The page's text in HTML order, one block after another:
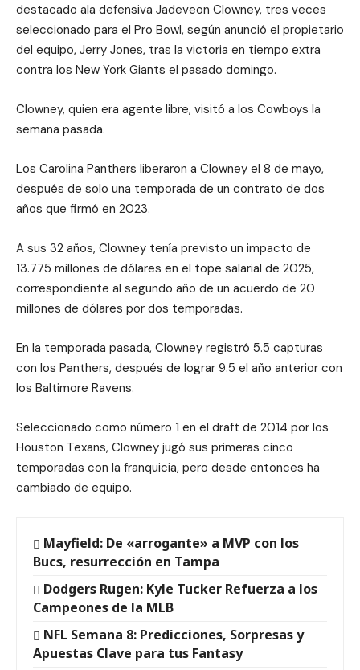
destacado ala defensiva Jadeveon Clowney, tres veces
seleccionado para el Pro Bowl, según anunció el propietario
del equipo, Jerry Jones, tras la victoria en tiempo extra
contra los New York Giants el pasado domingo.
Clowney, quien era agente libre, visitó a los Cowboys la
semana pasada.
Los Carolina Panthers liberaron a Clowney el 8 de mayo,
después de solo una temporada de un contrato de dos
años que firmó en 2023.
A sus 32 años, Clowney tenía previsto un impacto de
13.775 millones de dólares en el tope salarial de 2025,
correspondiente al segundo año de un acuerdo de 20
millones de dólares por dos temporadas.
En la temporada pasada, Clowney registró 5.5 capturas
con los Panthers, después de lograr 9.5 el año anterior con
los Baltimore Ravens.
Seleccionado como número 1 en el draft de 2014 por los
Houston Texans, Clowney jugó sus primeras cinco
temporadas con la franquicia, pero desde entonces ha
cambiado de equipo.
Mayfield: De «arrogante» a MVP con los
Bucs, resurrección en Tampa
Dodgers Rugen: Kyle Tucker Refuerza a los
Campeones de la MLB
NFL Semana 8: Predicciones, Sorpresas y
Apuestas Clave para tus Fantasy